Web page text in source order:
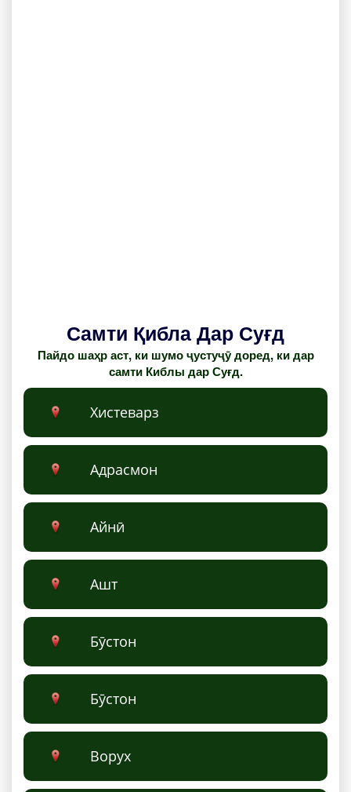
Самти Қибла Дар Суғд
Пайдо шаҳр аст, ки шумо ҷустуҷӯ доред, ки дар
самти Киблы дар Суғд.
Xистеварз
Адрасмoн
Айнӣ
Ашт
Бӯстон
Бӯстон
Ворух